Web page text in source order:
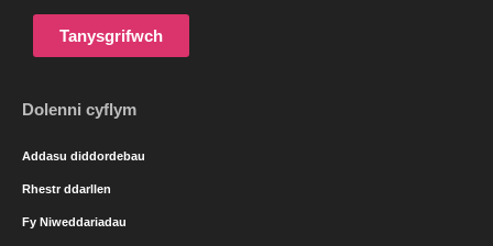
Tanysgrifwch
Dolenni cyflym
Addasu diddordebau
Rhestr ddarllen
Fy Niweddariadau